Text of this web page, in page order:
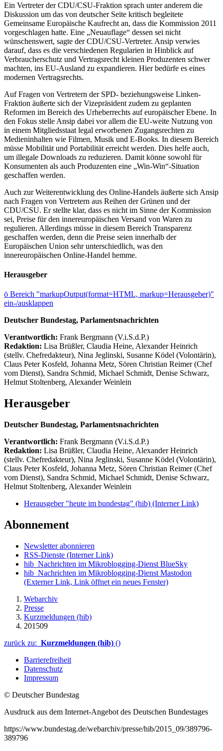
Ein Vertreter der CDU/CSU-Fraktion sprach unter anderem die
Diskussion um das von deutscher Seite kritisch begleitete
Gemeinsame Europäische Kaufrecht an, dass die Kommission 2011
vorgeschlagen hatte. Eine „Neuauflage“ dessen sei nicht
wünschenswert, sagte der CDU/CSU-Vertreter. Ansip verwies
darauf, dass es die verschiedenen Regularien in Hinblick auf
Verbraucherschutz und Vertragsrecht kleinen Produzenten schwer
machten, ins EU-Ausland zu expandieren. Hier bedürfe es eines
modernen Vertragsrechts.
Auf Fragen von Vertretern der SPD- beziehungsweise Linken-
Fraktion äußerte sich der Vizepräsident zudem zu geplanten
Reformen im Bereich des Urheberrechts auf europäischer Ebene. In
den Fokus stelle Ansip dabei vor allem die EU-weite Nutzung von
in einem Mitgliedsstaat legal erworbenen Zugangsrechten zu
Medieninhalten wie Filmen, Musik und E-Books. In diesem Bereich
müsse Mobilität und Portabilität erreicht werden. Dies helfe auch,
um illegale Downloads zu reduzieren. Damit könne sowohl für
Konsumenten als auch Produzenten eine „Win-Win“-Situation
geschaffen werden.
Auch zur Weiterentwicklung des Online-Handels äußerte sich Ansip
nach Fragen von Vertretern aus Reihen der Grünen und der
CDU/CSU. Er stellte klar, dass es nicht im Sinne der Kommission
sei, Preise für den innereuropäischen Versand von Waren zu
regulieren. Allerdings müsse in diesem Bereich Transparenz
geschaffen werden, denn die Preise seien innerhalb der
Europäischen Union sehr unterschiedlich, was den
innereuropäischen Online-Handel hemme.
Herausgeber
ö Bereich "markupOutput(format=HTML, markup=Herausgeber)"
ein-/ausklappen
Deutscher Bundestag, Parlamentsnachrichten
Verantwortlich: Frank Bergmann (V.i.S.d.P.)
Redaktion: Lisa Brüßler, Claudia Heine, Alexander Heinrich
(stellv. Chefredakteur), Nina Jeglinski, Susanne Ködel (Volontärin),
Claus Peter Kosfeld, Johanna Metz, Sören Christian Reimer (Chef
vom Dienst), Sandra Schmid, Michael Schmidt, Denise Schwarz,
Helmut Stoltenberg, Alexander Weinlein
Herausgeber
Deutscher Bundestag, Parlamentsnachrichten
Verantwortlich: Frank Bergmann (V.i.S.d.P.)
Redaktion: Lisa Brüßler, Claudia Heine, Alexander Heinrich
(stellv. Chefredakteur), Nina Jeglinski, Susanne Ködel (Volontärin),
Claus Peter Kosfeld, Johanna Metz, Sören Christian Reimer (Chef
vom Dienst), Sandra Schmid, Michael Schmidt, Denise Schwarz,
Helmut Stoltenberg, Alexander Weinlein
Herausgeber "heute im bundestag" (hib) (Interner Link)
Abonnement
Newsletter abonnieren
RSS-Dienste (Interner Link)
hib_Nachrichten im Mikroblogging-Dienst BlueSky
hib_Nachrichten im Mikroblogging-Dienst Mastodon
(Externer Link, Link öffnet ein neues Fenster)
Webarchiv
Presse
Kurzmeldungen (hib)
201509
zurück zu: Kurzmeldungen (hib) ()
Barrierefreiheit
Datenschutz
Impressum
© Deutscher Bundestag
Ausdruck aus dem Internet-Angebot des Deutschen Bundestages
https://www.bundestag.de/webarchiv/presse/hib/2015_09/389796-
389796